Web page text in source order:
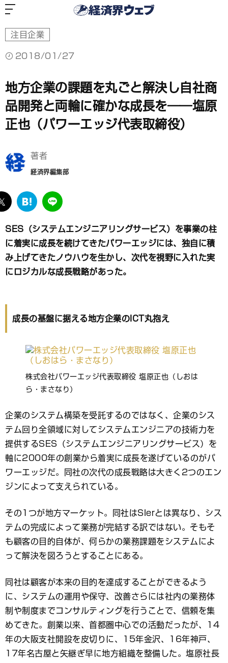
注目企業
2018/01/27
地方企業の課題を丸ごと解決し自社商
品開発と両輪に確かな成長を――塩原
正也（パワーエッジ代表取締役）
著者
経済界編集部
twitter
は
な
ブ
ッ
ク
マ
ー
LINE
SES（システムエンジニアリングサービス）を事業の柱
に着実に成長を続けてきたパワーエッジには、独自に積
み上げてきたノウハウを生かし、次代を視野に入れた実
にロジカルな成長戦略があった。
成長の基盤に据える地方企業のICT丸抱え
株式会社パワーエッジ代表取締役 塩原正也（しおは
ら・まさなり）
企業のシステム構築を受託するのではなく、企業のシス
テム回り全領域に対してシステムエンジニアの技術力を
提供するSES（システムエンジニアリングサービス）を
軸に2000年の創業から着実に成長を遂げているのがパ
ワーエッジだ。同社の次代の成長戦略は大きく2つのエン
ジンによって支えられている。
その1つが地方マーケット。同社はSIerとは異なり、シス
テムの完成によって業務が完結する訳ではない。そもそ
も顧客の目的自体が、何らかの業務課題をシステムによ
って解決を図ろうとすることにある。
同社は顧客が本来の目的を達成することができるよう
に、システムの運用や保守、改善さらには社内の業務体
制や制度までコンサルティングを行うことで、信頼を集
めてきた。創業以来、首都圏中心での活動だったが、14
年の大阪支社開設を皮切りに、15年金沢、16年神戸、
17年名古屋と矢継ぎ早に地方組織を整備した。塩原社長